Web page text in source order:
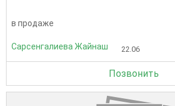
в продаже
Сарсенгалиева Жайнаш 22.06
Позвонить